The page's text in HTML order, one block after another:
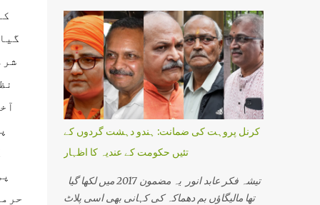
کرنل پروہت کی ضمانت: ہندو دہشت گردوں کے
تئیں حکومت کے عندیہ کا اظہار
تھا مالیگاؤں بم دھماکہ کی کہانی بھی اسی پلاٹ